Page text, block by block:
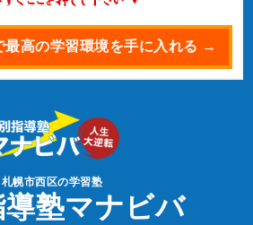
最高の学習環境を手に入れる →
札幌市西区の学習塾
塾マナビバ